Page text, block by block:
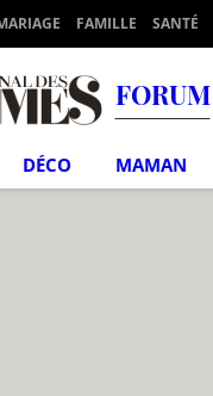
FAMILLE SANTÉ
FORUM
DÉCO MAMAN